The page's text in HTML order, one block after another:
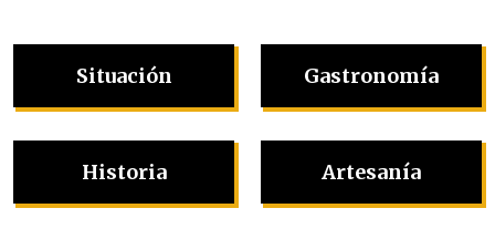
Situación
Historia
Gastronomía
Artesanía